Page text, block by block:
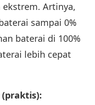
ekstrem. Artinya,
sampai 0%
baterai di 100%
lebih cepat